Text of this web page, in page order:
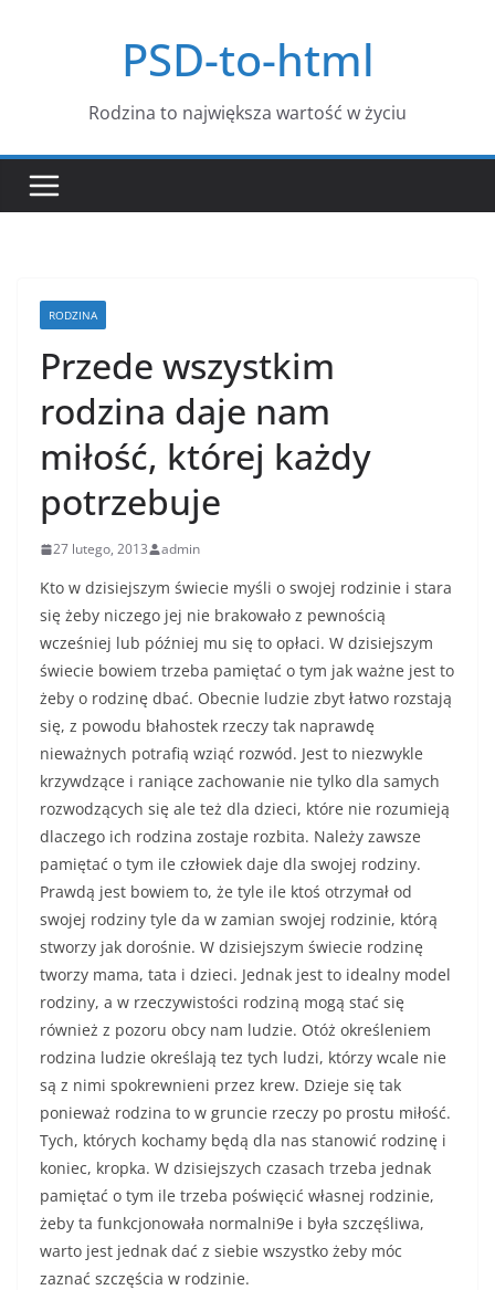
PSD-to-html
Rodzina to największa wartość w życiu
RODZINA
Przede wszystkim
rodzina daje nam
miłość, której każdy
potrzebuje
27 lutego, 2013 admin
Kto w dzisiejszym świecie myśli o swojej rodzinie i stara
się żeby niczego jej nie brakowało z pewnością
wcześniej lub później mu się to opłaci. W dzisiejszym
świecie bowiem trzeba pamiętać o tym jak ważne jest to
żeby o rodzinę dbać. Obecnie ludzie zbyt łatwo rozstają
się, z powodu błahostek rzeczy tak naprawdę
nieważnych potrafią wziąć rozwód. Jest to niezwykle
krzywdzące i raniące zachowanie nie tylko dla samych
rozwodzących się ale też dla dzieci, które nie rozumieją
dlaczego ich rodzina zostaje rozbita. Należy zawsze
pamiętać o tym ile człowiek daje dla swojej rodziny.
Prawdą jest bowiem to, że tyle ile ktoś otrzymał od
swojej rodziny tyle da w zamian swojej rodzinie, którą
stworzy jak dorośnie. W dzisiejszym świecie rodzinę
tworzy mama, tata i dzieci. Jednak jest to idealny model
rodziny, a w rzeczywistości rodziną mogą stać się
również z pozoru obcy nam ludzie. Otóż określeniem
rodzina ludzie określają tez tych ludzi, którzy wcale nie
są z nimi spokrewnieni przez krew. Dzieje się tak
ponieważ rodzina to w gruncie rzeczy po prostu miłość.
Tych, których kochamy będą dla nas stanowić rodzinę i
koniec, kropka. W dzisiejszych czasach trzeba jednak
pamiętać o tym ile trzeba poświęcić własnej rodzinie,
żeby ta funkcjonowała normalni9e i była szczęśliwa,
warto jest jednak dać z siebie wszystko żeby móc
zaznać szczęścia w rodzinie.